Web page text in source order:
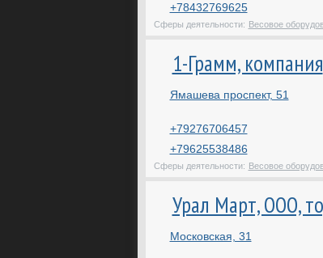
+78432769625
Сферы деятельности: Весовое
1-Грамм, компания
Ямашева проспект, 51
+79276706457
+79625538486
Сферы деятельности: Весовое
Урал Март, ООО,
Московская, 31